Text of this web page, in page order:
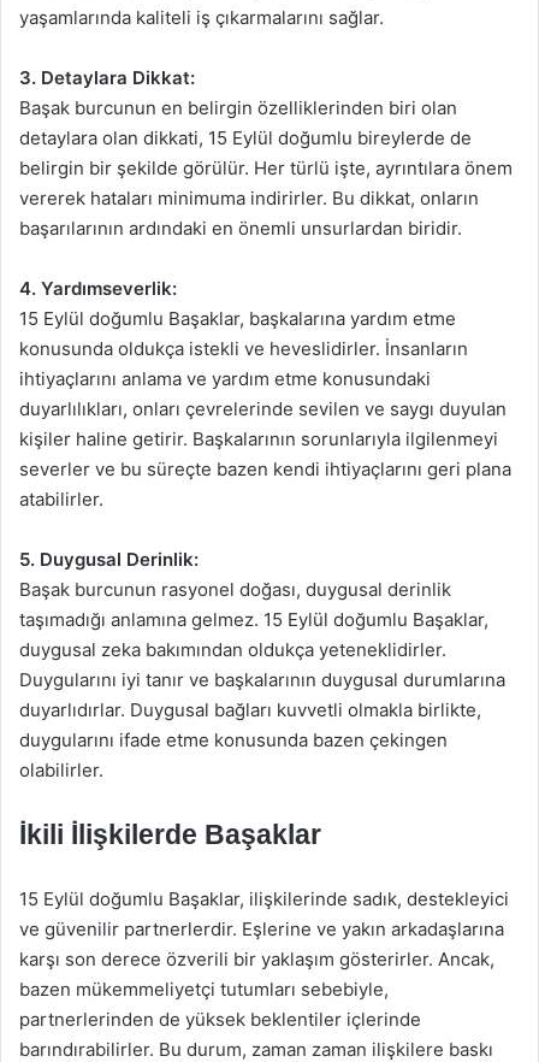
yaşamlarında kaliteli iş çıkarmalarını sağlar.
3. Detaylara Dikkat:
Başak burcunun en belirgin özelliklerinden biri olan
detaylara olan dikkati, 15 Eylül doğumlu bireylerde de
belirgin bir şekilde görülür. Her türlü işte, ayrıntılara önem
vererek hataları minimuma indirirler. Bu dikkat, onların
başarılarının ardındaki en önemli unsurlardan biridir.
4. Yardımseverlik:
15 Eylül doğumlu Başaklar, başkalarına yardım etme
konusunda oldukça istekli ve heveslidirler. İnsanların
ihtiyaçlarını anlama ve yardım etme konusundaki
duyarlılıkları, onları çevrelerinde sevilen ve saygı duyulan
kişiler haline getirir. Başkalarının sorunlarıyla ilgilenmeyi
severler ve bu süreçte bazen kendi ihtiyaçlarını geri plana
atabilirler.
5. Duygusal Derinlik:
Başak burcunun rasyonel doğası, duygusal derinlik
taşımadığı anlamına gelmez. 15 Eylül doğumlu Başaklar,
duygusal zeka bakımından oldukça yeteneklidirler.
Duygularını iyi tanır ve başkalarının duygusal durumlarına
duyarlıdırlar. Duygusal bağları kuvvetli olmakla birlikte,
duygularını ifade etme konusunda bazen çekingen
olabilirler.
İkili İlişkilerde Başaklar
15 Eylül doğumlu Başaklar, ilişkilerinde sadık, destekleyici
ve güvenilir partnerlerdir. Eşlerine ve yakın arkadaşlarına
karşı son derece özverili bir yaklaşım gösterirler. Ancak,
bazen mükemmeliyetçi tutumları sebebiyle,
partnerlerinden de yüksek beklentiler içlerinde
barındırabilirler. Bu durum, zaman zaman ilişkilere baskı